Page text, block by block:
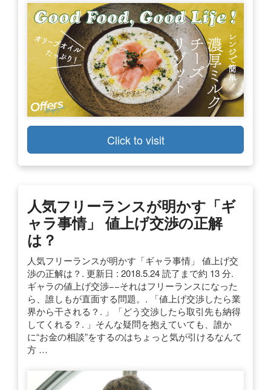
Click to visit
人気フリーランスが明かす「ギ
ャラ事情」 値上げ交渉の正解
は？
人気フリーランスが明かす「ギャラ事情」 値上げ交
渉の正解は？. 更新日 : 2018.5.24 読了まで約 13 分.
ギャラの値上げ交渉−−それはフリーランスになった
ら、誰しもが直面する問題。. 「値上げ交渉したら業
界から干される？. 」「どう交渉したら取引先も納得
してくれる？. 」そんな疑問を抱えていても、誰か
に“お金の相談”をするのはちょっと気が引けるなんて
方 …